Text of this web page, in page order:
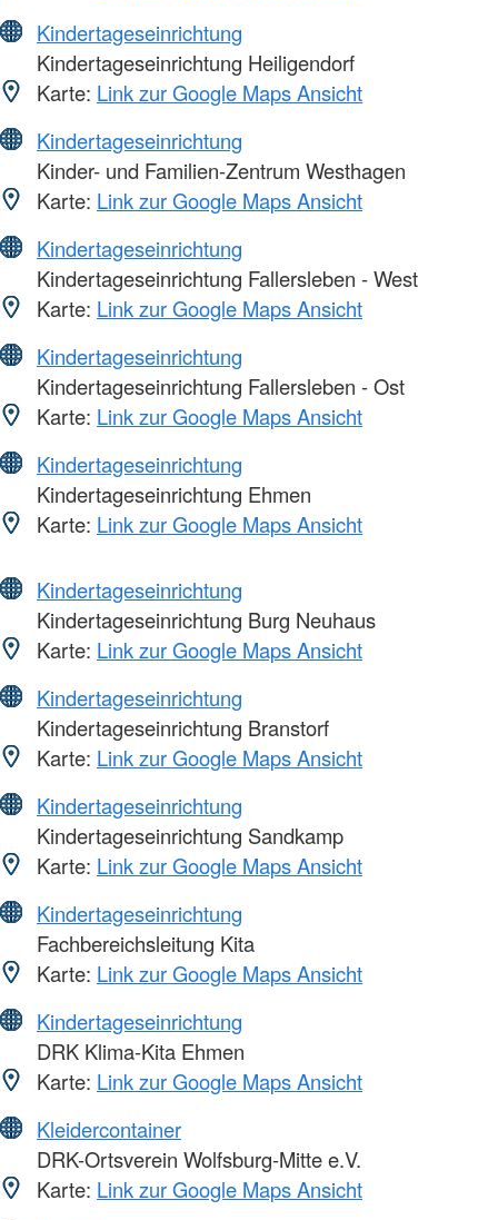
Kindertageseinrichtung
Kindertageseinrichtung Heiligendorf
Karte: Link zur Google Maps Ansicht
Kindertageseinrichtung
Kinder- und Familien-Zentrum Westhagen
Karte: Link zur Google Maps Ansicht
Kindertageseinrichtung
Kindertageseinrichtung Fallersleben - West
Karte: Link zur Google Maps Ansicht
Kindertageseinrichtung
Kindertageseinrichtung Fallersleben - Ost
Karte: Link zur Google Maps Ansicht
Kindertageseinrichtung
Kindertageseinrichtung Ehmen
Karte: Link zur Google Maps Ansicht
Kindertageseinrichtung
Kindertageseinrichtung Burg Neuhaus
Karte: Link zur Google Maps Ansicht
Kindertageseinrichtung
Kindertageseinrichtung Branstorf
Karte: Link zur Google Maps Ansicht
Kindertageseinrichtung
Kindertageseinrichtung Sandkamp
Karte: Link zur Google Maps Ansicht
Kindertageseinrichtung
Fachbereichsleitung Kita
Karte: Link zur Google Maps Ansicht
Kindertageseinrichtung
DRK Klima-Kita Ehmen
Karte: Link zur Google Maps Ansicht
Kleidercontainer
DRK-Ortsverein Wolfsburg-Mitte e.V.
Karte: Link zur Google Maps Ansicht